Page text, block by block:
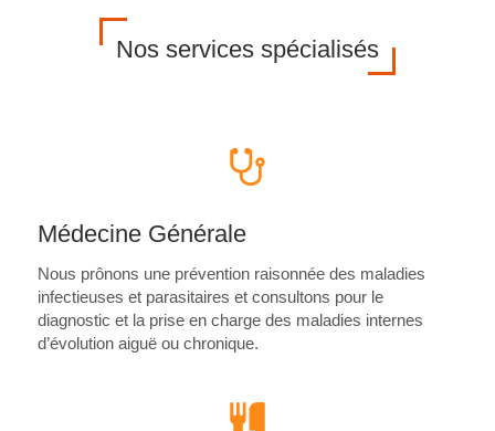
Nos services spécialisés
Médecine Générale
Nous prônons une prévention raisonnée des maladies
infectieuses et parasitaires et consultons pour le
diagnostic et la prise en charge des maladies internes
d’évolution aiguë ou chronique.